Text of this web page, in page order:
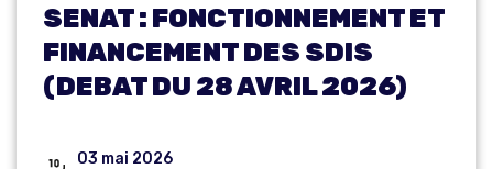
SENAT : FONCTIONNEMENT ET
FINANCEMENT DES SDIS
(DEBAT DU 28 AVRIL 2026)
03 mai 2026